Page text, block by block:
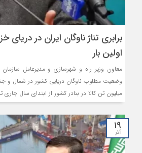
برابری تناژ ناوگان ایران در دریای
اولین بار
معاون وزیر راه و شهرسازی و مدیرعامل سازمان
میلیون تن کالا در بنادر کشور از ابتدای سال جاری تا ۲۴ آذرماه، خبر داد.
۱۹
آذر